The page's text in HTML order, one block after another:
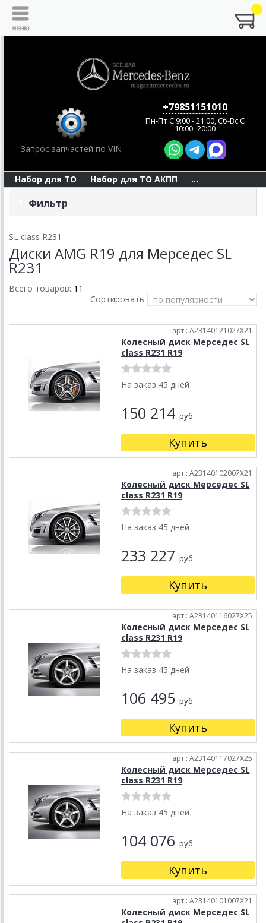
Запрос запчастей по VIN
+79851151010
Пн-Пт C 9:00 - 21:00, Сб-Вс С
10:00 -20:00
Набор для ТО Набор для ТО АКПП ...
Фильтр
SL class R231
Диски AMG R19 для Мерседес SL
R231
Всего товаров: 11 |
Сортировать
арт.: A23140121027X21
Колесный диск Мерседес SL
class R231 R19
На заказ 45 дней
150 214 руб.
Купить
арт.: A23140102007X21
Колесный диск Мерседес SL
class R231 R19
На заказ 45 дней
233 227 руб.
Купить
арт.: A23140116027X25
Колесный диск Мерседес SL
class R231 R19
На заказ 45 дней
106 495 руб.
Купить
арт.: A23140117027X25
Колесный диск Мерседес SL
class R231 R19
На заказ 45 дней
104 076 руб.
Купить
арт.: A23140101007X21
Колесный диск Мерседес SL